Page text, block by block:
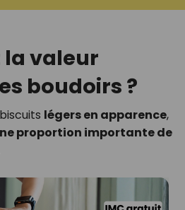
la valeur
boudoirs ?
légers en apparence,
proportion importante de